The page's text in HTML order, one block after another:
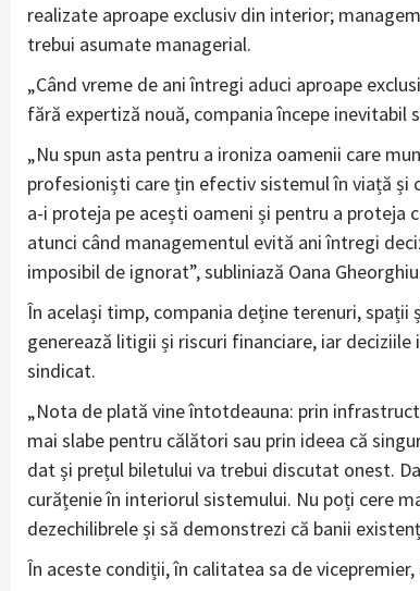
realizate aproape exclusiv din interior;
trebui asumate managerial.
„Când vreme de ani întregi aduci aproape
fără expertiză nouă, compania începe inevitabil
„Nu spun asta pentru a ironiza oamenii care
profesioniști care țin efectiv sistemul în viață și
a-i proteja pe acești oameni și pentru a proteja
atunci când managementul evită ani întregi
imposibil de ignorat”, subliniază Oana
În același timp, compania deține terenuri,
generează litigii și riscuri financiare, iar
sindicat.
„Nota de plată vine întotdeauna: prin
mai slabe pentru călători sau prin ideea că
dat și prețul biletului va trebui discutat onest.
curățenie în interiorul sistemului. Nu poți cere
dezechilibrele și să demonstrezi că banii
În aceste condiții, în calitatea sa de